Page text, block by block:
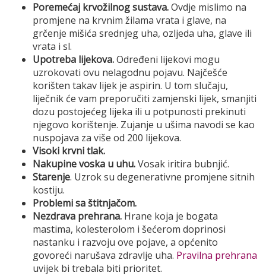
Poremećaj krvožilnog sustava.Ovdje mislimo na
promjene na krvnim žilama vrata i glave, na
grčenje mišića srednjeg uha, ozljeda uha, glave ili
vrata i sl.
Upotreba lijekova.Određeni lijekovi mogu
uzrokovati ovu nelagodnu pojavu. Najčešće
korišten takav lijek je aspirin. U tom slučaju,
liječnik će vam preporučiti zamjenski lijek, smanjiti
dozu postojećeg lijeka ili u potpunosti prekinuti
njegovo korištenje. Zujanje u ušima navodi se kao
nuspojava za više od 200 lijekova.
Visoki krvni tlak.
Nakupine voska u uhu.Vosak iritira bubnjić.
Starenje. Uzrok su degenerativne promjene sitnih
kostiju.
Problemi sa štitnjačom.
Nezdrava prehrana. Hrane koja je bogata
mastima, kolesterolom i šećerom doprinosi
nastanku i razvoju ove pojave, a općenito
govoreći narušava zdravlje uha. Pravilna prehrana
uvijek bi trebala biti prioritet.